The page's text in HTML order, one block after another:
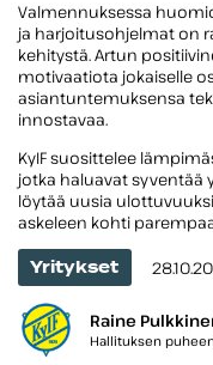
Valmennuksessa
ja harjoitusohjelmat on
kehitystä. Artun
motivaatiota jokaiselle
asiantuntemuksensa
innostavaa.
KyIF suosittelee
jotka haluavat
löytää uusia
askeleen kohti
Yritykset
Raine
Hallituksen